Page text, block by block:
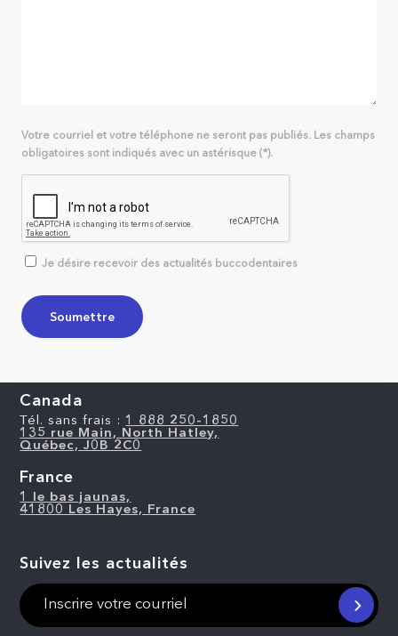
Votre courriel et votre téléphone ne seront pas publiés. Les champs
obligatoires sont indiqués avec un astérisque (*).
Je désire recevoir des actualités buccodentaires
Canada
Tél. sans frais : 1 888 250-1850
135 rue Main, North Hatley,
Québec, J0B 2C0
France
1 le bas jaunas,
41800 Les Hayes, France
Suivez les actualités